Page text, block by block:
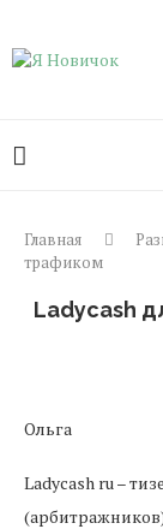
Главная
трафиком
Ladycash
Ольга
Ladycash ru –